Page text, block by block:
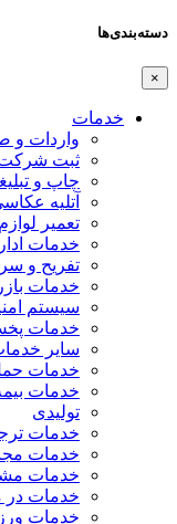
دسته‌بندی‌ها
×
خدمات
واردات و
ثبت شرکت
چاپ و
آتلیه
تعمیر لوازم
خدمات
تفریح و
خدمات
سیستم
خدمات
سایر
خدمات
خدمات
تولیدی
خدمات
خدمات
خدمات
خدمات در
خدمات